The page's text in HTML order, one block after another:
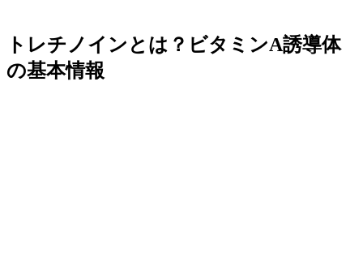
トレチノインとは？ビタミンA誘導体
の基本情報